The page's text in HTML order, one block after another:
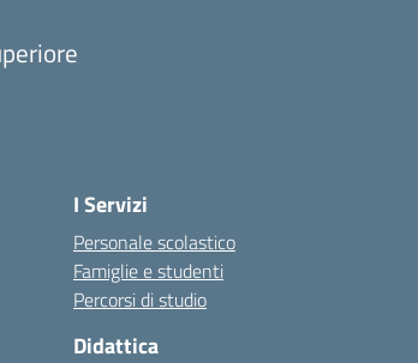
I Servizi
Personale scolastico
Famiglie e studenti
Percorsi di studio
Didattica